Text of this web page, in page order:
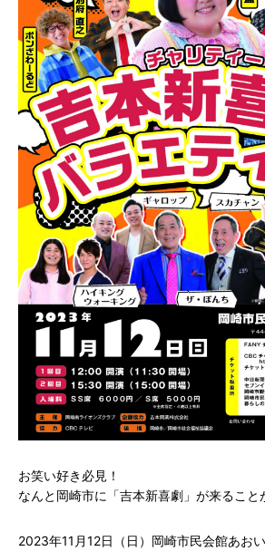
お笑い好き必見！
なんと岡崎市に「吉本新喜劇」が来ること
2023年11月12日（日）岡崎市民会館あお